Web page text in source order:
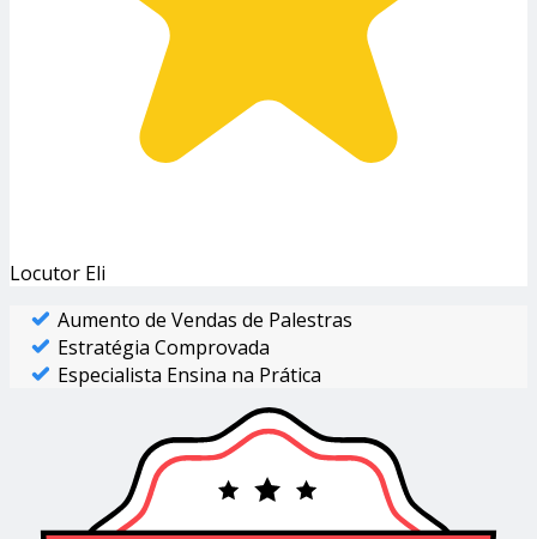
Locutor Eli
Aumento de Vendas de Palestras
Estratégia Comprovada
Especialista Ensina na Prática